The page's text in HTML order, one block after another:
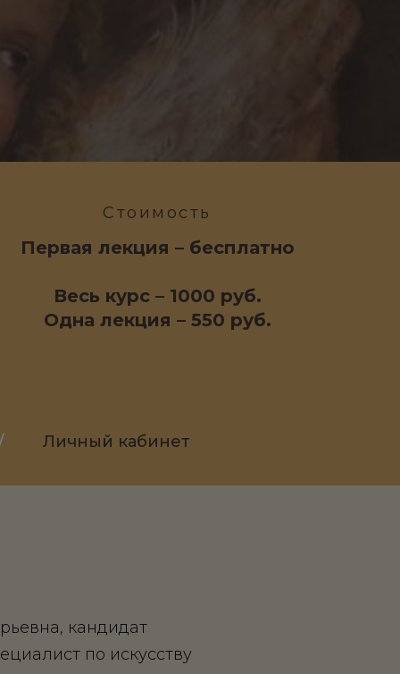
Стоимость
Первая лекция – бесплатно
Весь курс – 1000 руб.
Одна лекция – 550 руб.
Личный кабинет
кандидат
по искусству